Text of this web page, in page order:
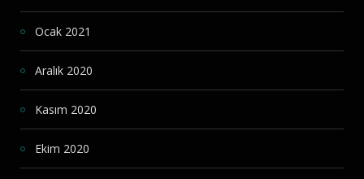
Ocak 2021
Aralık 2020
Kasım 2020
Ekim 2020